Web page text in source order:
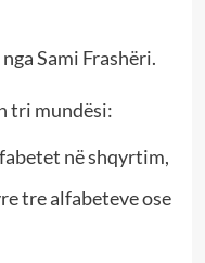
Sami Frashëri.
tri mundësi:
në shqyrtim,
tre alfabeteve ose